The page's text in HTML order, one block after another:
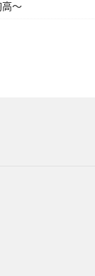
高～